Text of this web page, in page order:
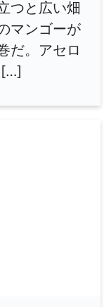
つと広い畑
マンゴーが
だ。アセロ
[…]